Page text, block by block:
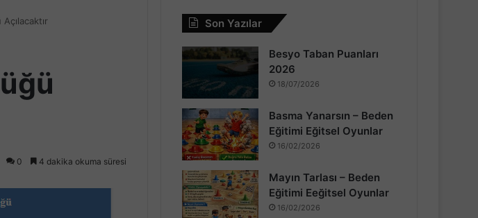
0 4 dakika okuma süresi
Son Yazılar
Besyo Taban Puanları
2026
18/07/2026
Basma Yanarsın – Beden
Eğitimi Eğitsel Oyunlar
16/02/2026
Mayın Tarlası – Beden
Eğitimi Eeğitsel Oyunlar
16/02/2026